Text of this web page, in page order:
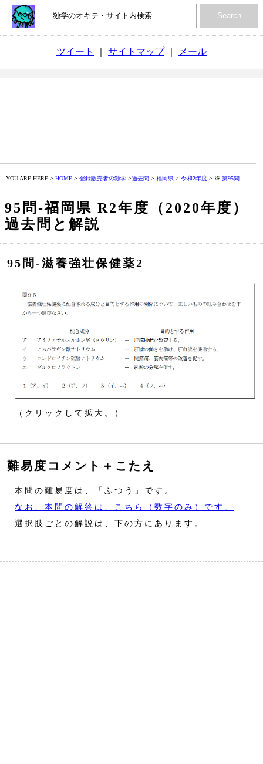
Search
ツイート サイトマップ｜ メール
YOU ARE HERE > HOME > 登録販売者の独学 >過去問 > 福岡県 > 令和2年度 > ※ 第95問
95問‐福岡県 R2年度（2020年度）
過去問と解説
95問‐滋養強壮保健薬2
（クリックして拡大。）
難易度コメント＋こたえ
本問の難易度は、「ふつう」です。
なお、本問の解答は、こちら（数字のみ）です。
選択肢ごとの解説は、下の方にあります。